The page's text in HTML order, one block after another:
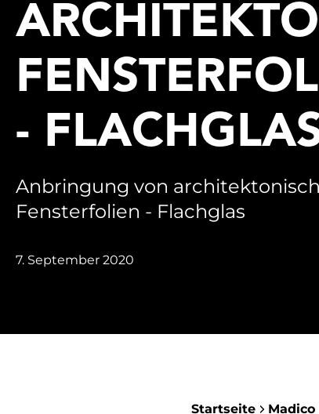
-
Anbringung von
Fensterfolien - Flachglas
7. September 2020
Startseite Madico